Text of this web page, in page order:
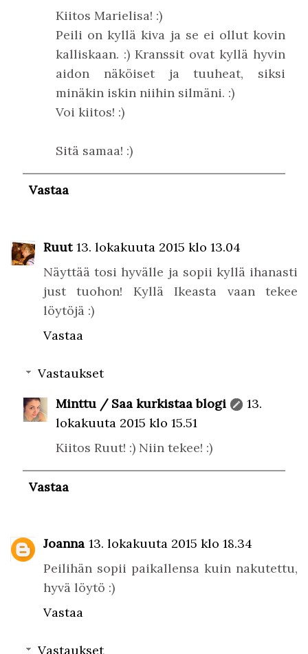
Kiitos Marielisa! :)
Peili on kyllä kiva ja se ei ollut kovin
kalliskaan. :) Kranssit ovat kyllä hyvin
aidon näköiset ja tuuheat, siksi
minäkin iskin niihin silmäni. :)
Voi kiitos! :)
Sitä samaa! :)
Vastaa
Ruut 13. lokakuuta 2015 klo 13.04
Näyttää tosi hyvälle ja sopii kyllä ihanasti
just tuohon! Kyllä Ikeasta vaan tekee
löytöjä :)
Vastaa
Vastaukset
Minttu / Saa kurkistaa blogi
13.
lokakuuta 2015 klo 15.51
Kiitos Ruut! :) Niin tekee! :)
Vastaa
Joanna 13. lokakuuta 2015 klo 18.34
Peilihän sopii paikallensa kuin nakutettu,
hyvä löytö :)
Vastaa
Vastaukset